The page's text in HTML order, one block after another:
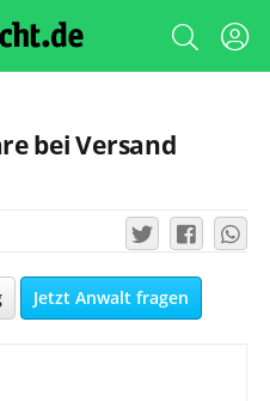
bei Versand
Jetzt Anwalt fragen